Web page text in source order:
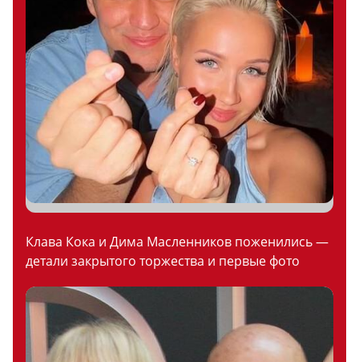
Клава Кока и Дима Масленников поженились —
детали закрытого торжества и первые фото